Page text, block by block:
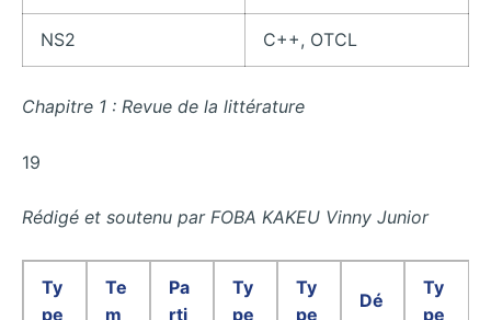
NS2 C++, OTCL
Chapitre 1 : Revue de la littérature
19
Rédigé et soutenu par FOBA KAKEU Vinny Junior
Ty
pe
Te
m
Pa
rti
Ty
pe
Ty
pe
Dé
Ty
pe